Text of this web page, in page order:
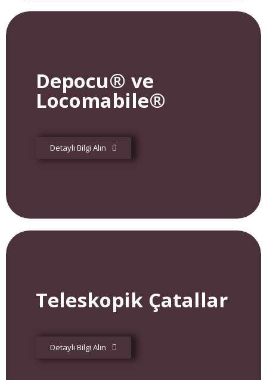
Depocu® ve
Locomabile®
Detaylı Bilgi Alın
Teleskopik Çatallar
Detaylı Bilgi Alın